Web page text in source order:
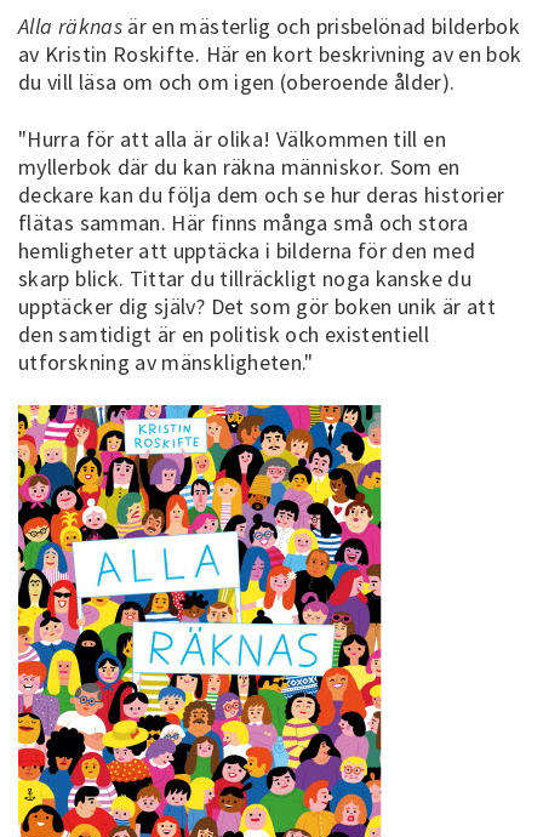
Alla räknasär en mästerlig och prisbelönad bilderbok
av Kristin Roskifte. Här en kort beskrivning av en bok
du vill läsa om och om igen (oberoende ålder).
"Hurra för att alla är olika! Välkommen till en
myllerbok där du kan räkna människor. Som en
deckare kan du följa dem och se hur deras historier
flätas samman. Här finns många små och stora
hemligheter att upptäcka i bilderna för den med
skarp blick. Tittar du tillräckligt noga kanske du
upptäcker dig själv? Det som gör boken unik är att
den samtidigt är en politisk och existentiell
utforskning av mänskligheten."